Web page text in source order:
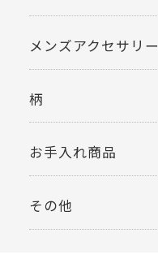
メンズアクセサリー
柄
お手入れ商品
その他